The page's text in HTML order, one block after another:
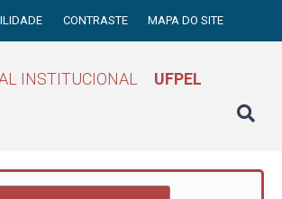
CONTRASTE MAPA DO SITE
INSTITUCIONAL UFPEL